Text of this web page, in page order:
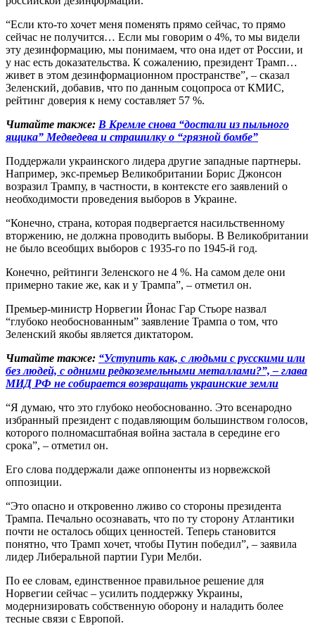
“Если кто-то хочет меня поменять прямо сейчас, то прямо
сейчас не получится… Если мы говорим о 4%, то мы видели
эту дезинформацию, мы понимаем, что она идет от России, и
у нас есть доказательства. К сожалению, президент Трамп…
живет в этом дезинформационном пространстве”, – сказал
Зеленский, добавив, что по данным соцопроса от КМИС,
рейтинг доверия к нему составляет 57 %.
Читайте также: В Кремле снова “достали из пыльного
ящика” Медведева и страшилку о “грязной бомбе”
Поддержали украинского лидера другие западные партнеры.
Например, экс-премьер Великобритании Борис Джонсон
возразил Трампу, в частности, в контексте его заявлений о
необходимости проведения выборов в Украине.
“Конечно, страна, которая подвергается насильственному
вторжению, не должна проводить выборы. В Великобритании
не было всеобщих выборов с 1935-го по 1945-й год.
Конечно, рейтинги Зеленского не 4 %. На самом деле они
примерно такие же, как и у Трампа”, – отметил он.
Премьер-министр Норвегии Йонас Гар Стьоре назвал
“глубоко необоснованным” заявление Трампа о том, что
Зеленский якобы является диктатором.
Читайте также: “Уступить как, с людьми с русскими или
без людей, с одними редкоземельными металлами?”, – глава
МИД РФ не собирается возвращать украинские земли
“Я думаю, что это глубоко необоснованно. Это всенародно
избранный президент с подавляющим большинством голосов,
которого полномасштабная война застала в середине его
срока”, – отметил он.
Его слова поддержали даже оппоненты из норвежской
оппозиции.
“Это опасно и откровенно лживо со стороны президента
Трампа. Печально осознавать, что по ту сторону Атлантики
почти не осталось общих ценностей. Теперь становится
понятно, что Трамп хочет, чтобы Путин победил”, – заявила
лидер Либеральной партии Гури Мелби.
По ее словам, единственное правильное решение для
Норвегии сейчас – усилить поддержку Украины,
модернизировать собственную оборону и наладить более
тесные связи с Европой.